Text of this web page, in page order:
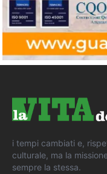
i tempi cambiati e,
culturale, ma la
sempre la stessa.